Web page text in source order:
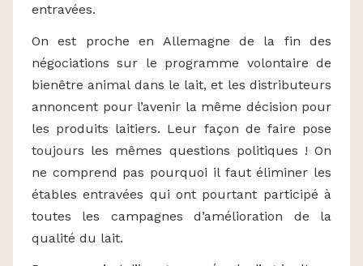
entravées.
On est proche en Allemagne de la fin des
négociations sur le programme volontaire de
bienêtre animal dans le lait, et les distributeurs
annoncent pour l’avenir la même décision pour
les produits laitiers. Leur façon de faire pose
toujours les mêmes questions politiques ! On
ne comprend pas pourquoi il faut éliminer les
étables entravées qui ont pourtant participé à
toutes les campagnes d’amélioration de la
qualité du lait.